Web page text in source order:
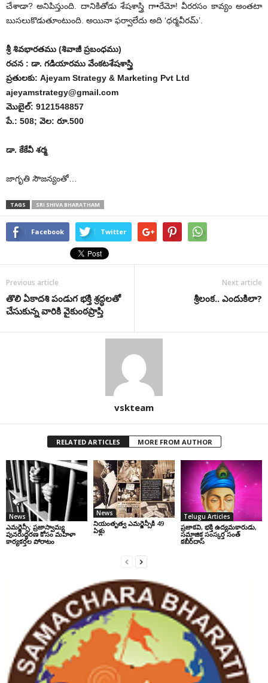
చేశాడా? అనిపిస్తుంది. దానికితోడు శేషశాస్త్రి గా•రేమో! వీరరసం కావ్యం అంతటా
బుసలుకొడుతూంటుంది. అయినా ఫర్వాలేదు అది ‘ధర్మవీరమ్‌’.
శ్రీ ‌శివభారతము (శివాజీ ప్రబంధము)
రచన : డా. గడియారము వేంకటశేషశాస్త్రి
ప్రతులకు: Ajeyam Strategy & Marketing Pvt Ltd
ajeyamstrategy@gmail.com
మొబైల్‌: 9121548857
‌పే.: 508; వెల: రూ.500
డా. కేకేవీ శర్మ
జాగృతి సౌజ‌న్యంతో…
TAGS SRI SHIVA BHARATHAM
Facebook Twitter
Previous article
తొలి ఏకాదశి పండుగ భక్తి శ్రద్ధలతో
చేసుకున్న వారికి వైకుంఠప్రాప్తి
Next article
శ్రీ‌లంక.. ఎందుకిలా?
vskteam
RELATED ARTICLES MORE FROM AUTHOR
News
ఎమర్జెన్సీ: ప్రజాస్వామ్య
పునరుద్ధరణ కోసం మహిళా
కార్యకర్తల పోరాటం
News
నియంతృత్వ ఎమర్జెన్సీకి 49
ఏళ్లు
Telugu Articles
ప్రజాకవి, భక్తి ఉద్యమకారుడు,
సమాజిక సంస్కర్త సంత్‌
కబీర్‌దాస్‌